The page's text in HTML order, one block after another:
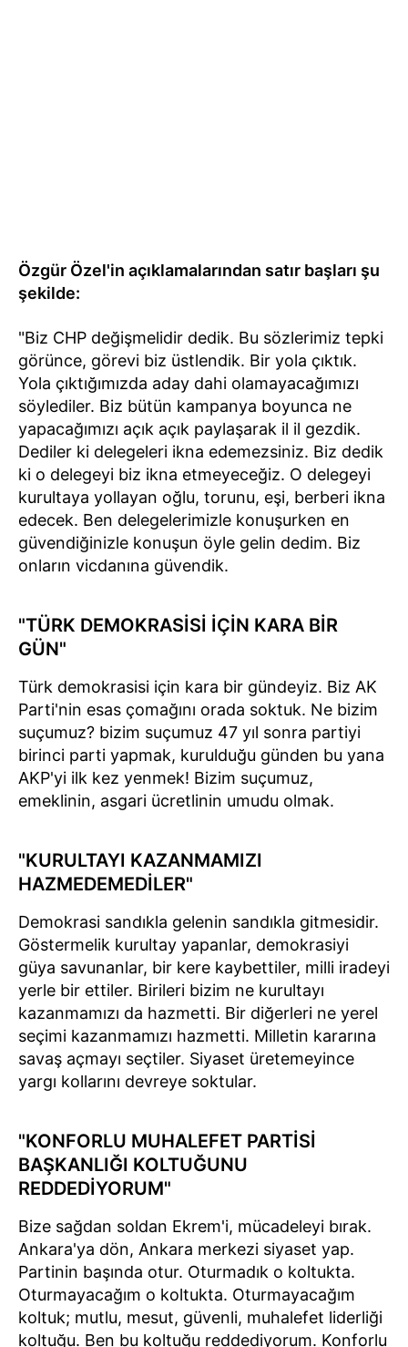
Özgür Özel'in açıklamalarından satır başları şu
şekilde:
"Biz CHP değişmelidir dedik. Bu sözlerimiz tepki
görünce, görevi biz üstlendik. Bir yola çıktık.
Yola çıktığımızda aday dahi olamayacağımızı
söylediler. Biz bütün kampanya boyunca ne
yapacağımızı açık açık paylaşarak il il gezdik.
Dediler ki delegeleri ikna edemezsiniz. Biz dedik
ki o delegeyi biz ikna etmeyeceğiz. O delegeyi
kurultaya yollayan oğlu, torunu, eşi, berberi ikna
edecek. Ben delegelerimizle konuşurken en
güvendiğinizle konuşun öyle gelin dedim. Biz
onların vicdanına güvendik.
"TÜRK DEMOKRASİSİ İÇİN KARA BİR
GÜN"
Türk demokrasisi için kara bir gündeyiz. Biz AK
Parti'nin esas çomağını orada soktuk. Ne bizim
suçumuz? bizim suçumuz 47 yıl sonra partiyi
birinci parti yapmak, kurulduğu günden bu yana
AKP'yi ilk kez yenmek! Bizim suçumuz,
emeklinin, asgari ücretlinin umudu olmak.
"KURULTAYI KAZANMAMIZI
HAZMEDEMEDİLER"
Demokrasi sandıkla gelenin sandıkla gitmesidir.
Göstermelik kurultay yapanlar, demokrasiyi
güya savunanlar, bir kere kaybettiler, milli iradeyi
yerle bir ettiler. Birileri bizim ne kurultayı
kazanmamızı da hazmetti. Bir diğerleri ne yerel
seçimi kazanmamızı hazmetti. Milletin kararına
savaş açmayı seçtiler. Siyaset üretemeyince
yargı kollarını devreye soktular.
"KONFORLU MUHALEFET PARTİSİ
BAŞKANLIĞI KOLTUĞUNU
REDDEDİYORUM"
Bize sağdan soldan Ekrem'i, mücadeleyi bırak.
Ankara'ya dön, Ankara merkezi siyaset yap.
Partinin başında otur. Oturmadık o koltukta.
Oturmayacağım o koltukta. Oturmayacağım
koltuk; mutlu, mesut, güvenli, muhalefet liderliği
koltuğu. Ben bu koltuğu reddediyorum. Konforlu